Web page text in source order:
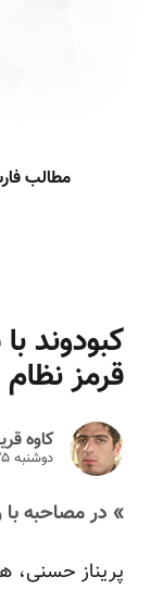
مطالب
کبودوند
قرمز
کاوه
دوشنبه ۲۵ شهريور ۱۳۹۲
» در مصاحبه
پریناز حسنی،